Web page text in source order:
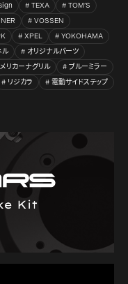
TEXA
TOM’S
VOSSEN
XPEL
YOKOHAMA
ル
オリジナルパーツ
リカーナグリル
ブルーミラー
リジカラ 電動サイドステップ